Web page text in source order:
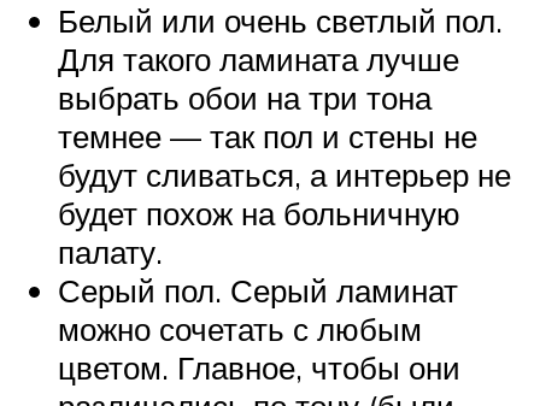
Белый или очень светлый пол.
Для такого ламината лучше
выбрать обои на три тона
темнее — так пол и стены не
будут сливаться, а интерьер не
будет похож на больничную
палату.
Серый пол. Серый ламинат
можно сочетать с любым
цветом. Главное, чтобы они